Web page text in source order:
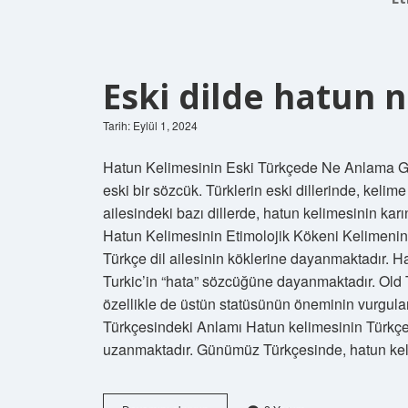
Eski dilde hatun
Tarih: Eylül 1, 2024
Hatun Kelimesinin Eski Türkçede Ne Anlama
eski bir sözcük. Türklerin eski dillerinde, kelime
ailesindeki bazı dillerde, hatun kelimesinin
Hatun Kelimesinin Etimolojik Kökeni
Türkçe dil ailesinin köklerine dayanmaktadır.
Turkic’in “hata” sözcüğüne dayanmaktadır.
özellikle de üstün statüsünün öneminin
Türkçesindeki Anlamı Hatun kelimesinin
uzanmaktadır. Günümüz Türkçesinde, hatun